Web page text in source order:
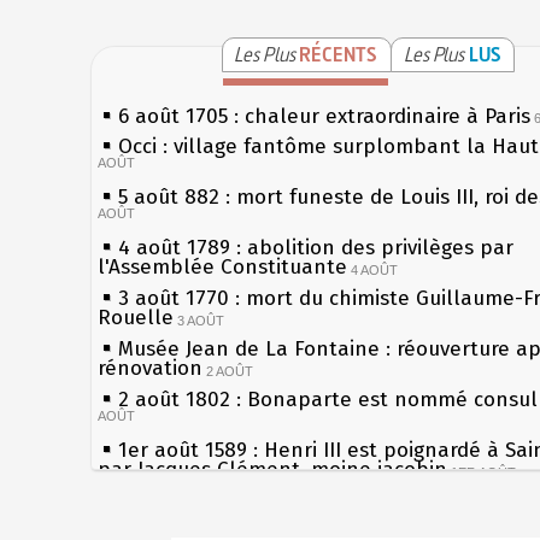
Les PlusRÉCENTS Les Plus LUS
6 août 1705 : chaleur extraordinaire à Paris
Occi : village fantôme surplombant la
AOÛT
5 août 882 : mort funeste de Louis III, roi
AOÛT
4 août 1789 : abolition des privilèges par
l'Assemblée Constituante 4 AOÛT
3 août 1770 : mort du chimiste Guillaume-
Rouelle 3 AOÛT
Musée Jean de La Fontaine : réouverture
rénovation 2 AOÛT
2 août 1802 : Bonaparte est nommé
AOÛT
1er août 1589 : Henri III est poignardé à
par Jacques Clément, moine jacobin 1ER AOÛT